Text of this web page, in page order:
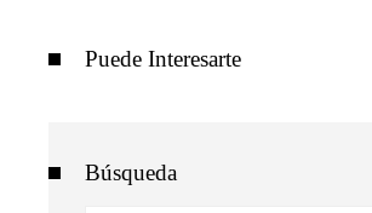
Puede Interesarte
Búsqueda